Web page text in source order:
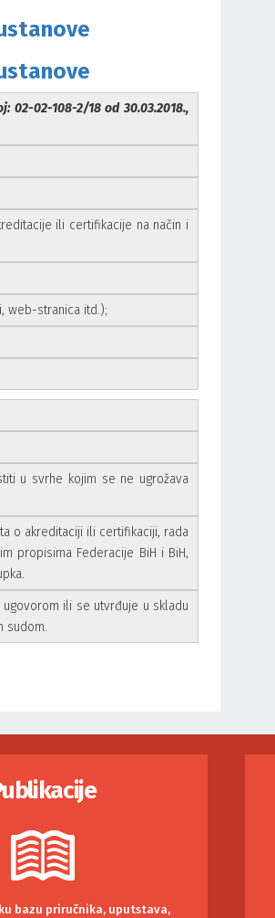
02-108-2/18 od 30.03.2018.,
ili certifikacije na način i
web-stranica itd.);
u svrhe kojim se ne ugrožava
o akreditaciji ili certifikaciji, rada
propisima Federacije BiH i BiH,
ili se utvrđuje u skladu
sudom.
bazu priručnika, uputstava,